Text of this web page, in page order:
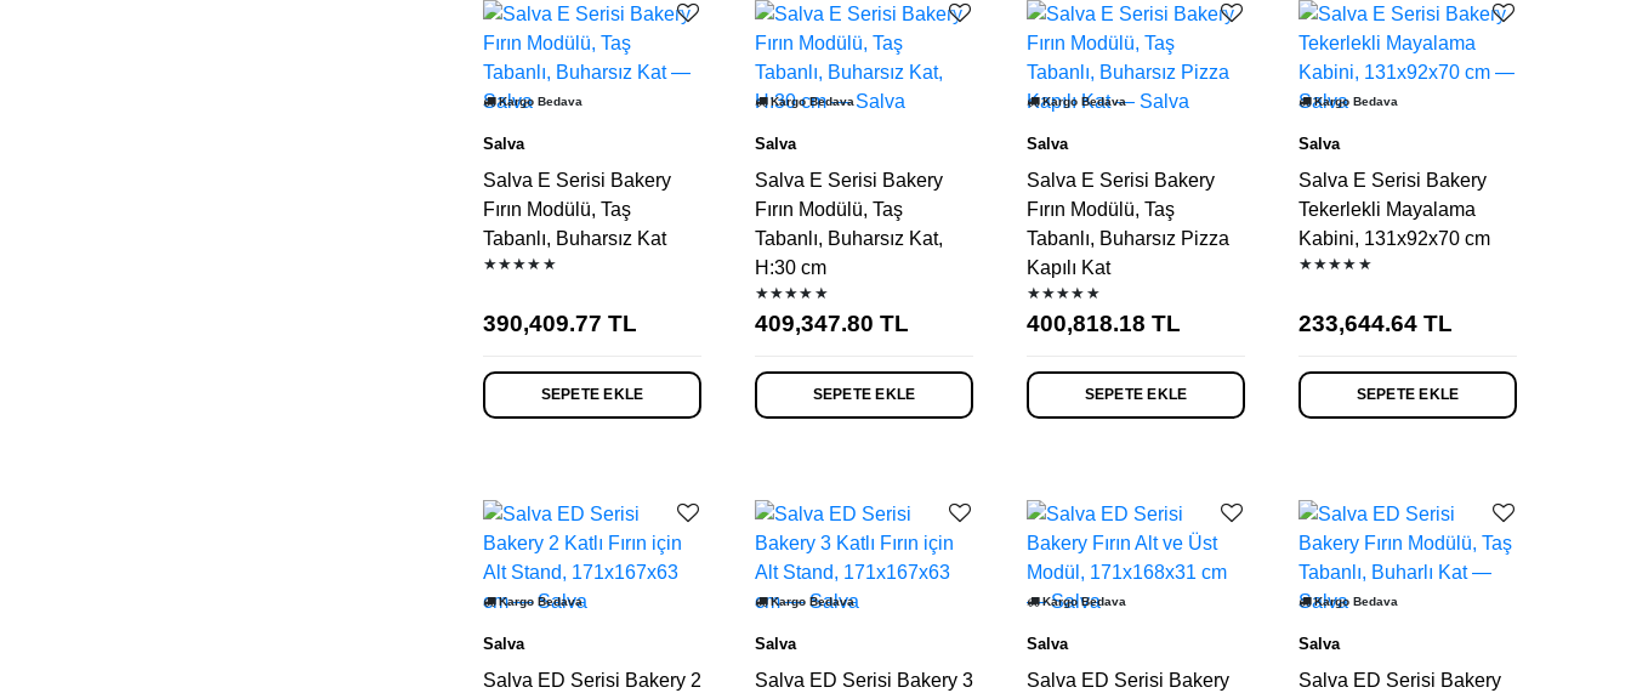
Kargo Bedava
Salva
Salva E Serisi Bakery
Fırın Modülü, Taş
Tabanlı, Buharsız Kat
★★★★★
390,409.77 TL
SEPETE EKLE
Kargo Bedava
Salva
Salva E Serisi Bakery
Fırın Modülü, Taş
Tabanlı, Buharsız Kat,
H:30 cm
★★★★★
409,347.80 TL
SEPETE EKLE
Kargo Bedava
Salva
Salva E Serisi Bakery
Fırın Modülü, Taş
Tabanlı, Buharsız Pizza
Kapılı Kat
★★★★★
400,818.18 TL
SEPETE EKLE
Kargo Bedava
Salva
Salva E Serisi Bakery
Tekerlekli Mayalama
Kabini, 131x92x70 cm
★★★★★
233,644.64TL
SEPETE EKLE
Kargo Bedava
Salva
Salva ED Serisi Bakery 2
Kargo Bedava
Salva
Salva ED Serisi Bakery 3
Kargo Bedava
Salva
Salva ED Serisi Bakery
Kargo Bedava
Salva
Salva ED Serisi Bakery